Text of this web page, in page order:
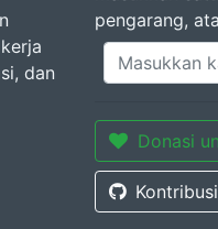
dan
pengarang,
Donasi